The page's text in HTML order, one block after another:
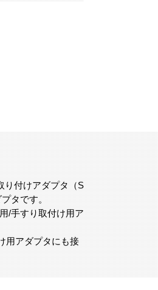
り付けアダプタ（S
タです。
/手すり取付け用ア
用アダプタにも接